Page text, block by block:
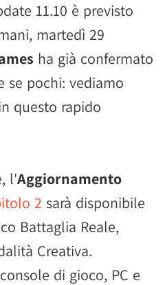
11.10 è previsto
martedì 29
ha già confermato
se pochi: vediamo
questo rapido
l'Aggiornamento
2 sarà disponibile
Battaglia Reale,
Creativa.
di gioco, PC e